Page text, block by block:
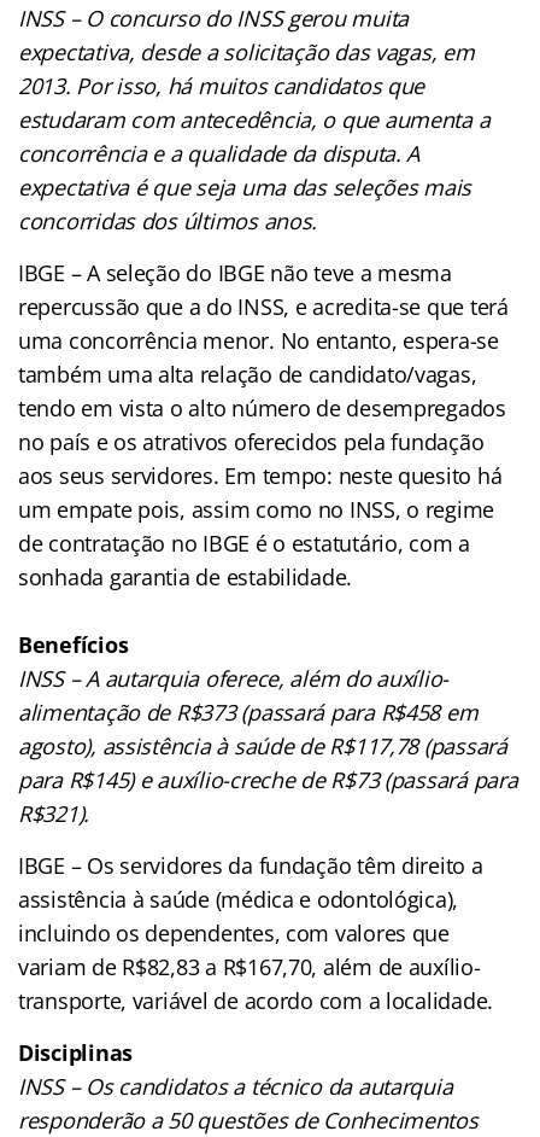
INSS – O concurso do INSS gerou muita
expectativa, desde a solicitação das vagas, em
2013. Por isso, há muitos candidatos que
estudaram com antecedência, o que aumenta a
concorrência e a qualidade da disputa. A
expectativa é que seja uma das seleções mais
concorridas dos últimos anos.
IBGE – A seleção do IBGE não teve a mesma
repercussão que a do INSS, e acredita-se que terá
uma concorrência menor. No entanto, espera-se
também uma alta relação de candidato/vagas,
tendo em vista o alto número de desempregados
no país e os atrativos oferecidos pela fundação
aos seus servidores. Em tempo: neste quesito há
um empate pois, assim como no INSS, o regime
de contratação no IBGE é o estatutário, com a
sonhada garantia de estabilidade.
Benefícios
INSS – A autarquia oferece, além do auxílio-
alimentação de R$373 (passará para R$458 em
agosto), assistência à saúde de R$117,78 (passará
para R$145) e auxílio-creche de R$73 (passará para
R$321).
IBGE – Os servidores da fundação têm direito a
assistência à saúde (médica e odontológica),
incluindo os dependentes, com valores que
variam de R$82,83 a R$167,70, além de auxílio-
transporte, variável de acordo com a localidade.
Disciplinas
INSS – Os candidatos a técnico da autarquia
responderão a 50 questões de Conhecimentos